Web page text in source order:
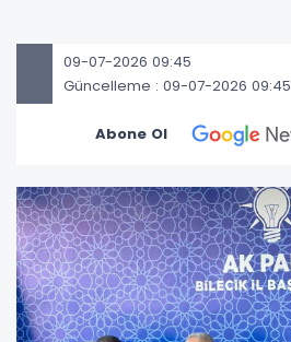
09-07-2026 09:45
Güncelleme : 09-07-2026 09:45
Abone Ol